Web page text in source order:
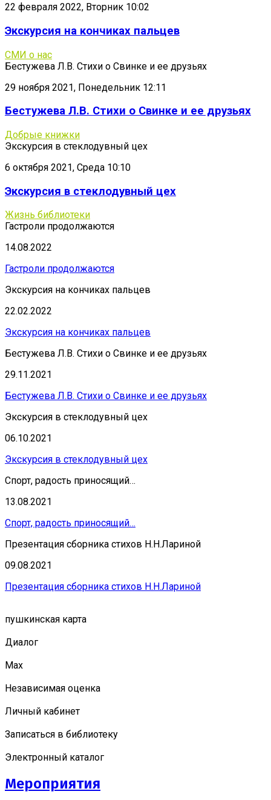
22 февраля 2022, Вторник 10:02
Экскурсия на кончиках пальцев
СМИ о нас
Бестужева Л.В. Стихи о Свинке и ее друзьях
29 ноября 2021, Понедельник 12:11
Бестужева Л.В. Стихи о Свинке и ее друзьях
Добрые книжки
Экскурсия в стеклодувный цех
6 октября 2021, Среда 10:10
Экскурсия в стеклодувный цех
Жизнь библиотеки
Гастроли продолжаются
14.08.2022
Гастроли продолжаются
Экскурсия на кончиках пальцев
22.02.2022
Экскурсия на кончиках пальцев
Бестужева Л.В. Стихи о Свинке и ее друзьях
29.11.2021
Бестужева Л.В. Стихи о Свинке и ее друзьях
Экскурсия в стеклодувный цех
06.10.2021
Экскурсия в стеклодувный цех
Спорт, радость приносящий…
13.08.2021
Спорт, радость приносящий…
Презентация сборника стихов Н.Н.Лариной
09.08.2021
Презентация сборника стихов Н.Н.Лариной
пушкинская карта
Диалог
Мах
Независимая оценка
Личный кабинет
Записаться в библиотеку
Электронный каталог
Мероприятия